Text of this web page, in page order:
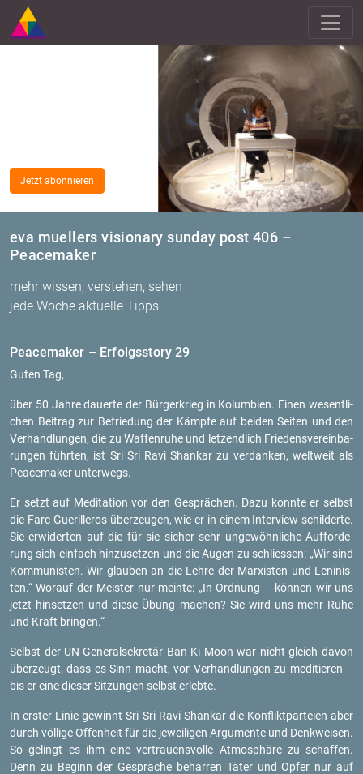
eva muellers visionary sunday post 406 –
Peacemaker
mehr wissen, verstehen, sehen
jede Woche aktuelle Tipps
Jetzt abonnieren
Peace­maker – Er­folgs­sto­ry 29
Guten Tag,
über 50 Jahre dau­er­te der Bür­ger­krieg in Ko­lum­bi­en. Einen we­sent­li­
chen Bei­trag zur Be­frie­dung der Kämp­fe auf bei­den Sei­ten und den
Ver­hand­lun­gen, die zu Waf­fen­ru­he und let­zend­lich Frie­dens­ver­ein­ba­
run­gen führ­ten, ist Sri Sri Ravi Shan­kar zu ver­dan­ken, welt­weit als
Peace­maker un­ter­wegs.
Er setzt auf Me­di­ta­ti­on vor den Ge­sprä­chen. Dazu konn­te er selbst
die Farc-Gue­ril­le­ros über­zeu­gen, wie er in einem In­ter­view schil­der­te.
Sie er­wi­der­ten auf die für sie si­cher sehr un­ge­wöhn­li­che Auf­for­de­
rung sich ein­fach hin­zu­set­zen und die Augen zu schlies­sen: „Wir sind
Kom­mu­nis­ten. Wir glau­ben an die Lehre der Mar­xis­ten und Le­ni­nis­
ten.“ Wor­auf der Meis­ter nur mein­te: „In Ord­nung – kön­nen wir uns
jetzt hin­set­zen und diese Übung ma­chen? Sie wird uns mehr Ruhe
und Kraft brin­gen.“
Selbst der UN-Ge­ne­ral­se­kre­tär Ban Ki Moon war nicht gleich davon
über­zeugt, dass es Sinn macht, vor Ver­hand­lun­gen zu me­di­tie­ren –
bis er eine die­ser Sit­zun­gen selbst er­leb­te.
In ers­ter Linie ge­winnt Sri Sri Ravi Shan­kar die Kon­flikt­par­tei­en aber
durch völ­li­ge Of­fen­heit für die je­wei­li­gen Ar­gu­men­te und Denk­wei­sen.
So ge­lingt es ihm eine ver­trau­ens­vol­le At­mo­sphä­re zu schaf­fen.
Denn zu Be­ginn der Ge­sprä­che be­har­ren Täter und Opfer nur auf